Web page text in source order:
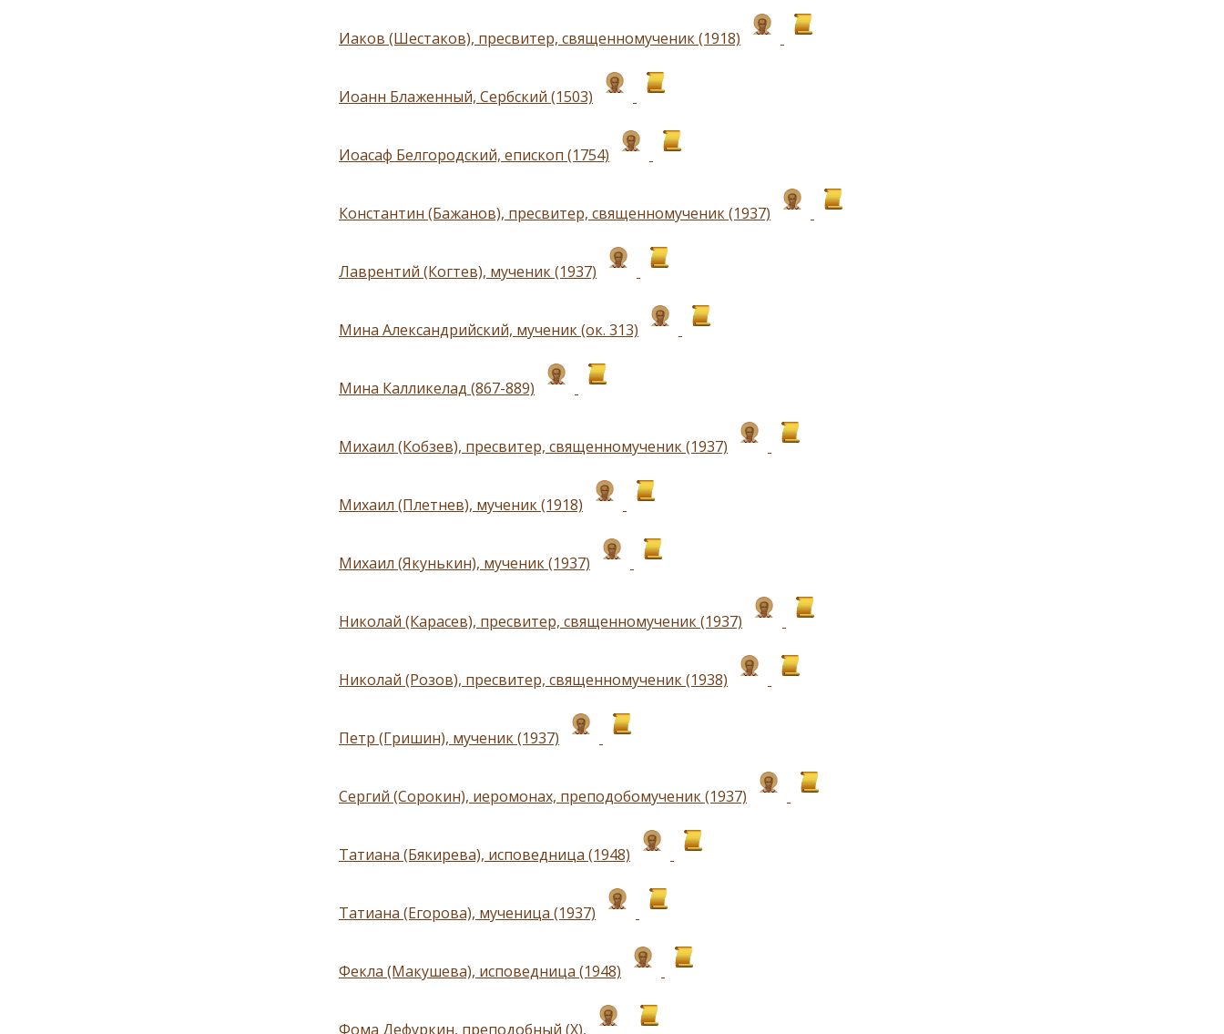
Иаков (Шестаков), пресвитер, священномученик (1918)
Иоанн Блаженный, Сербский (1503)
Иоасаф Белгородский, епископ (1754)
Константин (Бажанов), пресвитер, священномученик (1937)
Лаврентий (Когтев), мученик (1937)
Мина Александрийский, мученик (ок. 313)
Мина Калликелад (867-889)
Михаил (Кобзев), пресвитер, священномученик (1937)
Михаил (Плетнев), мученик (1918)
Михаил (Якунькин), мученик (1937)
Николай (Карасев), пресвитер, священномученик (1937)
Николай (Розов), пресвитер, священномученик (1938)
Петр (Гришин), мученик (1937)
Сергий (Сорокин), иеромонах, преподобомученик (1937)
Татиана (Бякирева), исповедница (1948)
Татиана (Егорова), мученица (1937)
Фекла (Макушева), исповедница (1948)
Фома Дефуркин, преподобный (Х),